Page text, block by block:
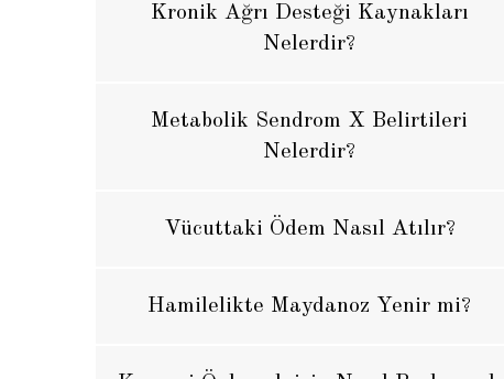
Kronik Ağrı Desteği Kaynakları
Nelerdir?
Metabolik Sendrom X Belirtileri
Nelerdir?
Vücuttaki Ödem Nasıl Atılır?
Hamilelikte Maydanoz Yenir mi?